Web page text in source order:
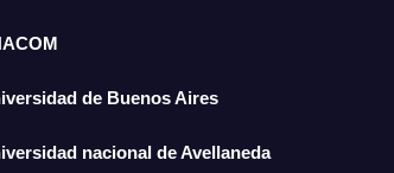
de Buenos Aires
nacional de Avellaneda